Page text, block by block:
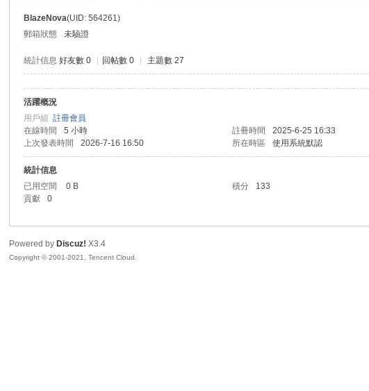
uz!
BlazeNova(UID: 564261)
郵箱狀態
未驗證
統計信息 好友數 0 回帖數 0 主題數 27
活躍概況
用戶組註冊會員
在線時間
5 小時 註冊時間 2025-6-25 16:33
上次發表時間
2026-7-16 16:50 所在時區 使用系統默認
統計信息
已用空間
0 B 積分 133
貢獻
0
Powered by Discuz! X3.4
Copyright © 2001-2021, Tencent Cloud.